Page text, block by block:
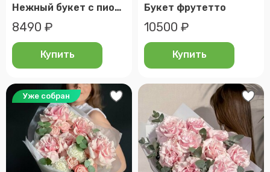
Нежный букет с пионовидными розами
8490 ₽
Купить
Букет фрутетто
10500 ₽
Купить
Уже собран